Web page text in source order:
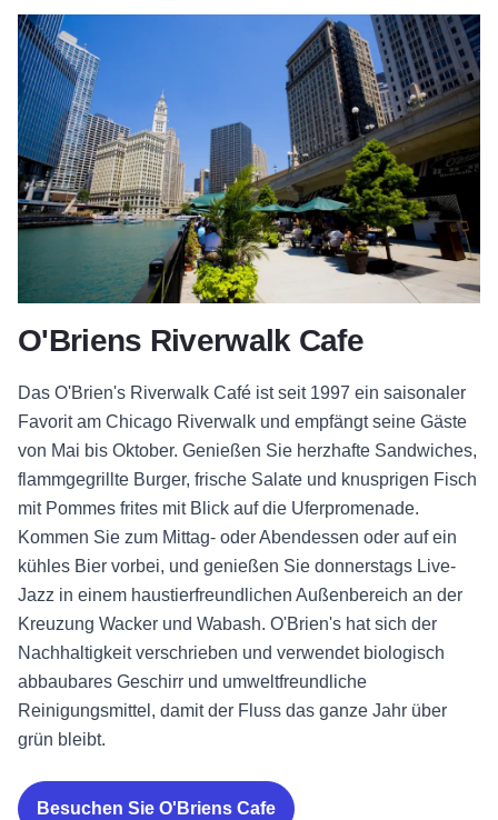
O'Briens Riverwalk Cafe
Das O'Brien's Riverwalk Café ist seit 1997 ein saisonaler
Favorit am Chicago Riverwalk und empfängt seine Gäste
von Mai bis Oktober. Genießen Sie herzhafte Sandwiches,
flammgegrillte Burger, frische Salate und knusprigen Fisch
mit Pommes frites mit Blick auf die Uferpromenade.
Kommen Sie zum Mittag- oder Abendessen oder auf ein
kühles Bier vorbei, und genießen Sie donnerstags Live-
Jazz in einem haustierfreundlichen Außenbereich an der
Kreuzung Wacker und Wabash. O'Brien's hat sich der
Nachhaltigkeit verschrieben und verwendet biologisch
abbaubares Geschirr und umweltfreundliche
Reinigungsmittel, damit der Fluss das ganze Jahr über
grün bleibt.
Besuchen Sie O'Briens Cafe